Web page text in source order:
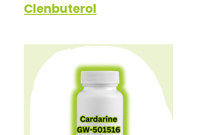
Clenbuterol